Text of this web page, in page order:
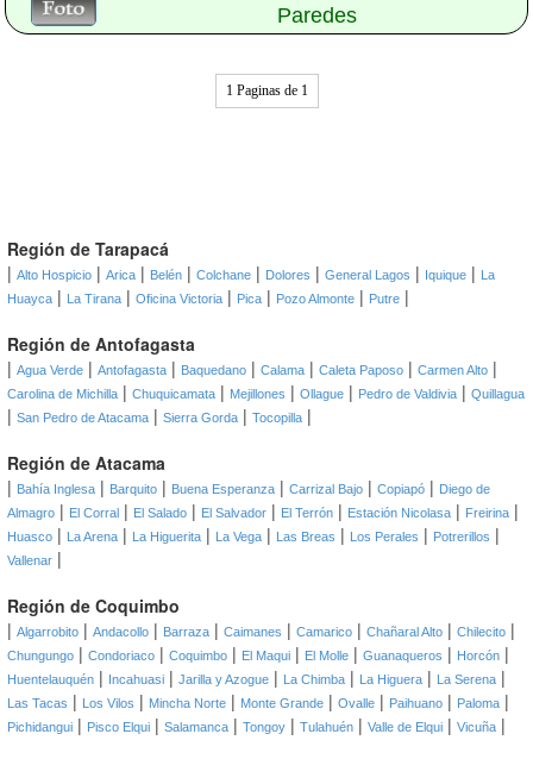
Paredes
1 Paginas de 1
Región de Tarapacá
| Alto Hospicio | Arica | Belén | Colchane | Dolores | General Lagos | Iquique |
La
Huayca | La Tirana | Oficina Victoria | Pica | Pozo Almonte | Putre |
Región de Antofagasta
| Agua Verde | Antofagasta | Baquedano | Calama | Caleta Paposo | Carmen Alto |
Carolina de Michilla | Chuquicamata | Mejillones | Ollague | Pedro de Valdivia | Quillagua
| San Pedro de Atacama | Sierra Gorda | Tocopilla |
Región de Atacama
| Bahía Inglesa | Barquito | Buena Esperanza | Carrizal Bajo | Copiapó | Diego de
Almagro | El Corral | El Salado | El Salvador | El Terrón | Estación Nicolasa | Freirina |
Huasco | La Arena | La Higuerita | La Vega | Las Breas | Los Perales | Potrerillos |
Vallenar |
Región de Coquimbo
| Algarrobito | Andacollo | Barraza | Caimanes | Camarico | Chañaral Alto | Chilecito |
Chungungo | Condoriaco | Coquimbo | El Maqui | El Molle | Guanaqueros | Horcón |
Huentelauquén | Incahuasi | Jarilla y Azogue | La Chimba | La Higuera | La Serena |
Las Tacas | Los Vilos | Mincha Norte | Monte Grande | Ovalle | Paihuano | Paloma |
Pichidangui | Pisco Elqui | Salamanca | Tongoy | Tulahuén | Valle de Elqui | Vicuña |